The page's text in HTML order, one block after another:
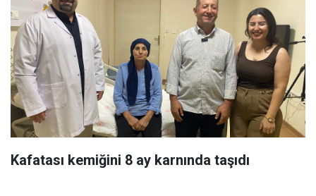
Kafatası kemiğini 8 ay karnında taşıdı